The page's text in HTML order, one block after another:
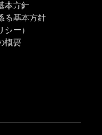
本方針
る基本方針
ー）
概要